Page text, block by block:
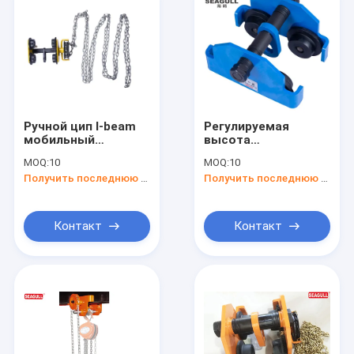
Продукты
О нас
Ручной цип I-beam
мобильный
MOQ:10
Контакт
Регулируемая
высота
толкательная
тележка с
MOQ:10
Контакт